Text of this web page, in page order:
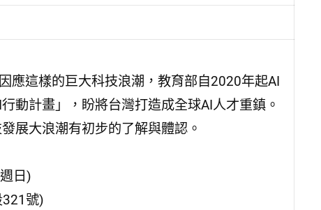
應這樣的巨大科技浪潮，教育部自2020年起AI
動計畫」，盼將台灣打造成全球AI人才重鎮。
展大浪潮有初步的了解與體認。
日)
號)